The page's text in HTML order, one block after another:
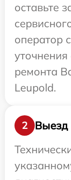
оставьте
оператор
ремонта
Leupold.
2
Выезд